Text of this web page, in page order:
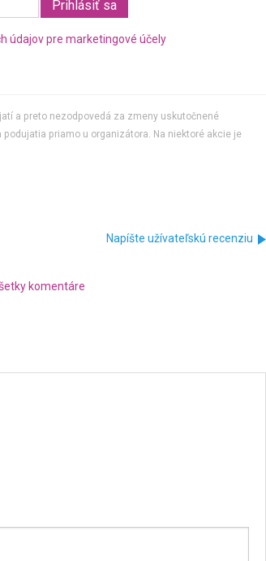
údajov pre marketingové účely
a preto nezodpovedá za zmeny uskutočnené
priamo u organizátora. Na niektoré akcie je
Napíšte užívateľskú recenziu
komentáre